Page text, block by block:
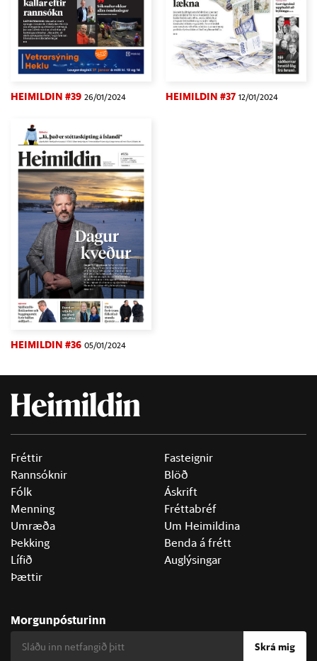
HEIMILDIN #39 26/01/2024 HEIMILDIN #37 12/01/2024
HEIMILDIN #36 05/01/2024
Fréttir
Rannsóknir
Fólk
Menning
Umræða
Þekking
Lífið
Þættir
Fasteignir
Blöð
Áskrift
Fréttabréf
Um Heimildina
Benda á frétt
Auglýsingar
Morgunpósturinn
Skrá mig